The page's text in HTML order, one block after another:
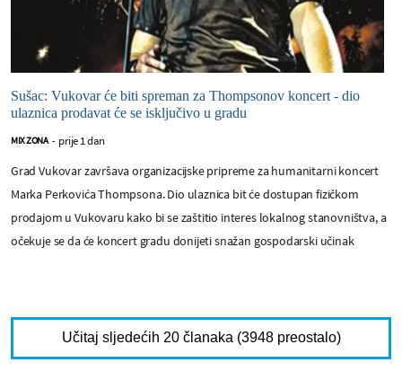
Sušac: Vukovar će biti spreman za Thompsonov koncert - dio
ulaznica prodavat će se isključivo u gradu
MIX ZONA - prije 1 dan
Grad Vukovar završava organizacijske pripreme za humanitarni koncert
Marka Perkovića Thompsona. Dio ulaznica bit će dostupan fizičkom
prodajom u Vukovaru kako bi se zaštitio interes lokalnog stanovništva, a
očekuje se da će koncert gradu donijeti snažan gospodarski učinak
Učitaj sljedećih 20 članaka (3948 preostalo)